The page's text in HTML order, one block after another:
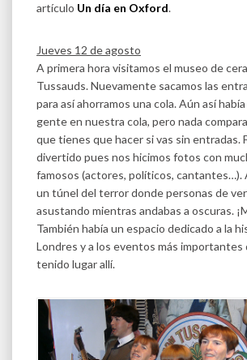
artículo Un día en Oxford.
Jueves 12 de agosto
A primera hora visitamos el museo de
Tussauds. Nuevamente sacamos las
para así ahorramos una cola. Aún así
gente en nuestra cola, pero nada
que tienes que hacer si vas sin entradas.
divertido pues nos hicimos fotos con
famosos (actores, políticos, cantantes…).
un túnel del terror donde personas de
asustando mientras andabas a oscuras.
También había un espacio dedicado a la
Londres y a los eventos más importantes
tenido lugar allí.